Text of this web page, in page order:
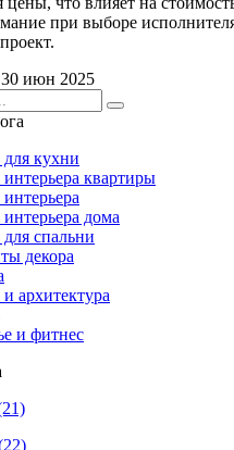
при выборе
30 июн 2025
кухни
квартиры
дома
спальни
декора
архитектура
и фитнес